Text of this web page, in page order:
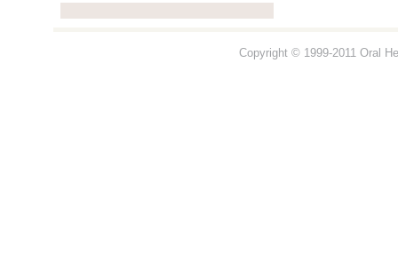
Copyright © 1999-2011 Oral